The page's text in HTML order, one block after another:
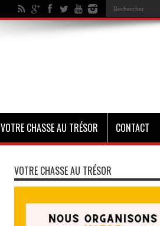
VOTRE CHASSE AU TRÉSOR CONTACT
VOTRE CHASSE AU TRÉSOR